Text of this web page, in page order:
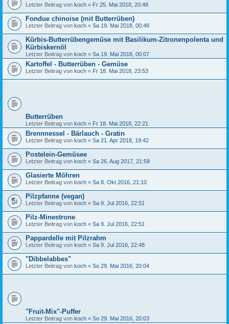
Letzter Beitrag von koch « Fr 25. Mai 2018, 20:48
Fondue chinoise (mit Butterrüben)
Letzter Beitrag von koch « Sa 19. Mai 2018, 00:48
Kürbis-Butterrübengemüse mit Basilikum-Zitronenpolenta und
Kürbiskernöl
Letzter Beitrag von koch « Sa 19. Mai 2018, 00:07
Kartoffel - Butterrüben - Gemüse
Letzter Beitrag von koch « Fr 18. Mai 2018, 23:53
Butterrüben
Letzter Beitrag von koch « Fr 18. Mai 2018, 22:21
Brennnessel - Bärlauch - Gratin
Letzter Beitrag von koch « Sa 21. Apr 2018, 19:42
Postelein-Gemüsee
Letzter Beitrag von koch « Sa 26. Aug 2017, 21:58
Glasierte Möhren
Letzter Beitrag von koch « Sa 8. Okt 2016, 21:10
Pilzpfanne (vegan)
Letzter Beitrag von koch « Sa 9. Jul 2016, 22:51
Pilz-Minestrone
Letzter Beitrag von koch « Sa 9. Jul 2016, 22:51
Pappardelle mit Pilzrahm
Letzter Beitrag von koch « Sa 9. Jul 2016, 22:48
"Dibbelabbes"
Letzter Beitrag von koch « So 29. Mai 2016, 20:04
"Fruit-Mix"-Puffer
Letzter Beitrag von koch « So 29. Mai 2016, 20:03